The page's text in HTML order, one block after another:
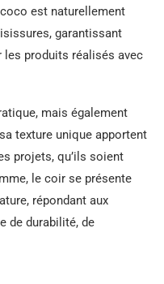
est naturellement
garantissant
les produits réalisés avec
mais également
texture unique apportent
projets, qu’ils soient
le coir se présente
répondant aux
de durabilité, de